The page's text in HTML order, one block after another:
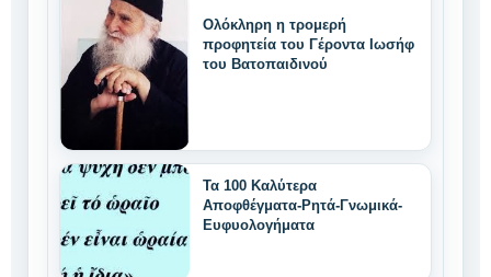
Ολόκληρη η τρομερή
προφητεία του Γέροντα Ιωσήφ
του Βατοπαιδινού
Τα 100 Καλύτερα
Αποφθέγματα-Ρητά-Γνωμικά-
Ευφυολογήματα